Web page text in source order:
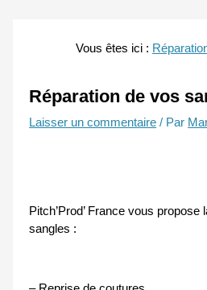
Vous êtes ici :
Réparation de vos
Laisser un commentaire / Par
Pitch’Prod’ France vous propose
sangles :